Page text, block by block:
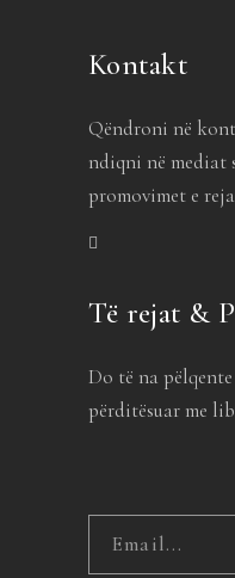
Kontakt
Qëndroni në
ndiqni në mediat
promovimet e
Të rejat &
Do të na
përditësuar me